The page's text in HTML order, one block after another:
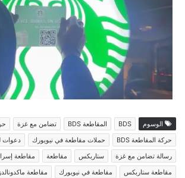
الوسوم BDS المقاطعة BDS تضامن مع غزة
حركة المقاطعة BDS
حملات مقاطعة في نيويورك
دعوات
رسالة تضامن مع غزة
ستاربكس مقاطعة
مقاطعة
مقاطعة ستاربكس
مقاطعة في نيويورك مقاطعة ماكدونالدز